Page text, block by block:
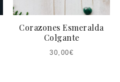
Corazones Esmeralda
Colgante
30,00€